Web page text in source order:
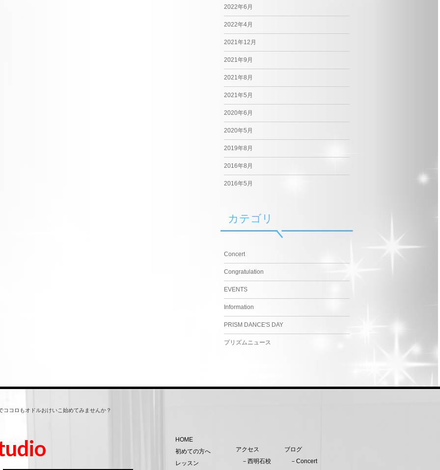
2022年6月
2022年4月
2021年12月
2021年9月
2021年8月
2021年5月
2020年6月
2020年5月
2019年8月
2016年8月
2016年5月
カテゴリ
Concert
Congratulation
EVENTS
Information
PRISM DANCE'S DAY
プリズムニュース
コロもオドルおけいこ始めてみませんか？
HOME
初めての方へ
レッスン
アクセス
－西明石校
ブログ
－Concert